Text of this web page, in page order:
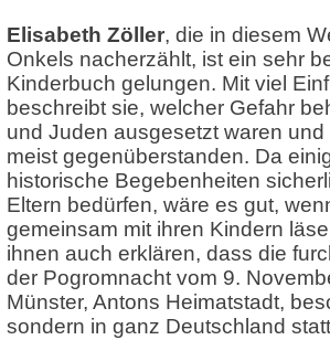
Elisabeth Zöller, die in diesem
Onkels nacherzählt, ist ein sehr
Kinderbuch gelungen. Mit viel
beschreibt sie, welcher Gefahr
und Juden ausgesetzt waren
meist gegenüberstanden. Da
historische Begebenheiten
Eltern bedürfen, wäre es gut,
gemeinsam mit ihren Kindern
ihnen auch erklären, dass die
der Pogromnacht vom 9.
Münster, Antons Heimatstadt,
sondern in ganz Deutschland